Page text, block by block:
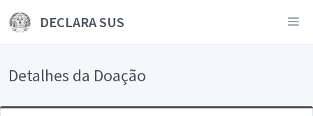
DECLARA SUS
Detalhes da Doação